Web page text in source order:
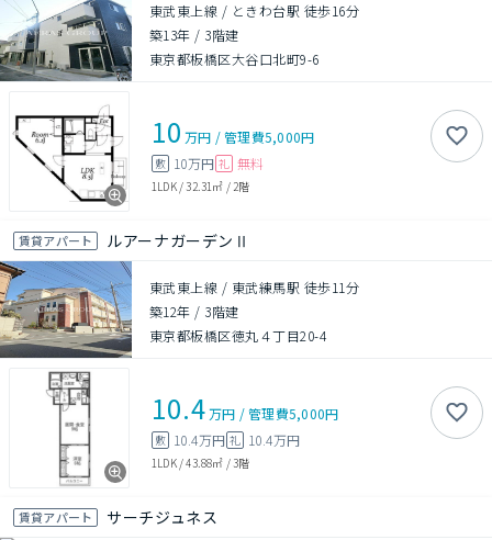
東武東上線 / ときわ台駅 徒歩16分
築13年 / 3階建
東京都板橋区大谷口北町9-6
10 万円 /管理費5,000円
敷 10万円 礼 無料
1LDK/32.31㎡ / 2階
賃貸アパート ルアーナガーデンⅡ
東武東上線 / 東武練馬駅 徒歩11分
築12年 / 3階建
東京都板橋区徳丸４丁目20-4
10.4万円 /管理費5,000円
敷 10.4万円 礼 10.4万円
1LDK/43.88㎡ /3階
賃貸アパート サーチジュネス